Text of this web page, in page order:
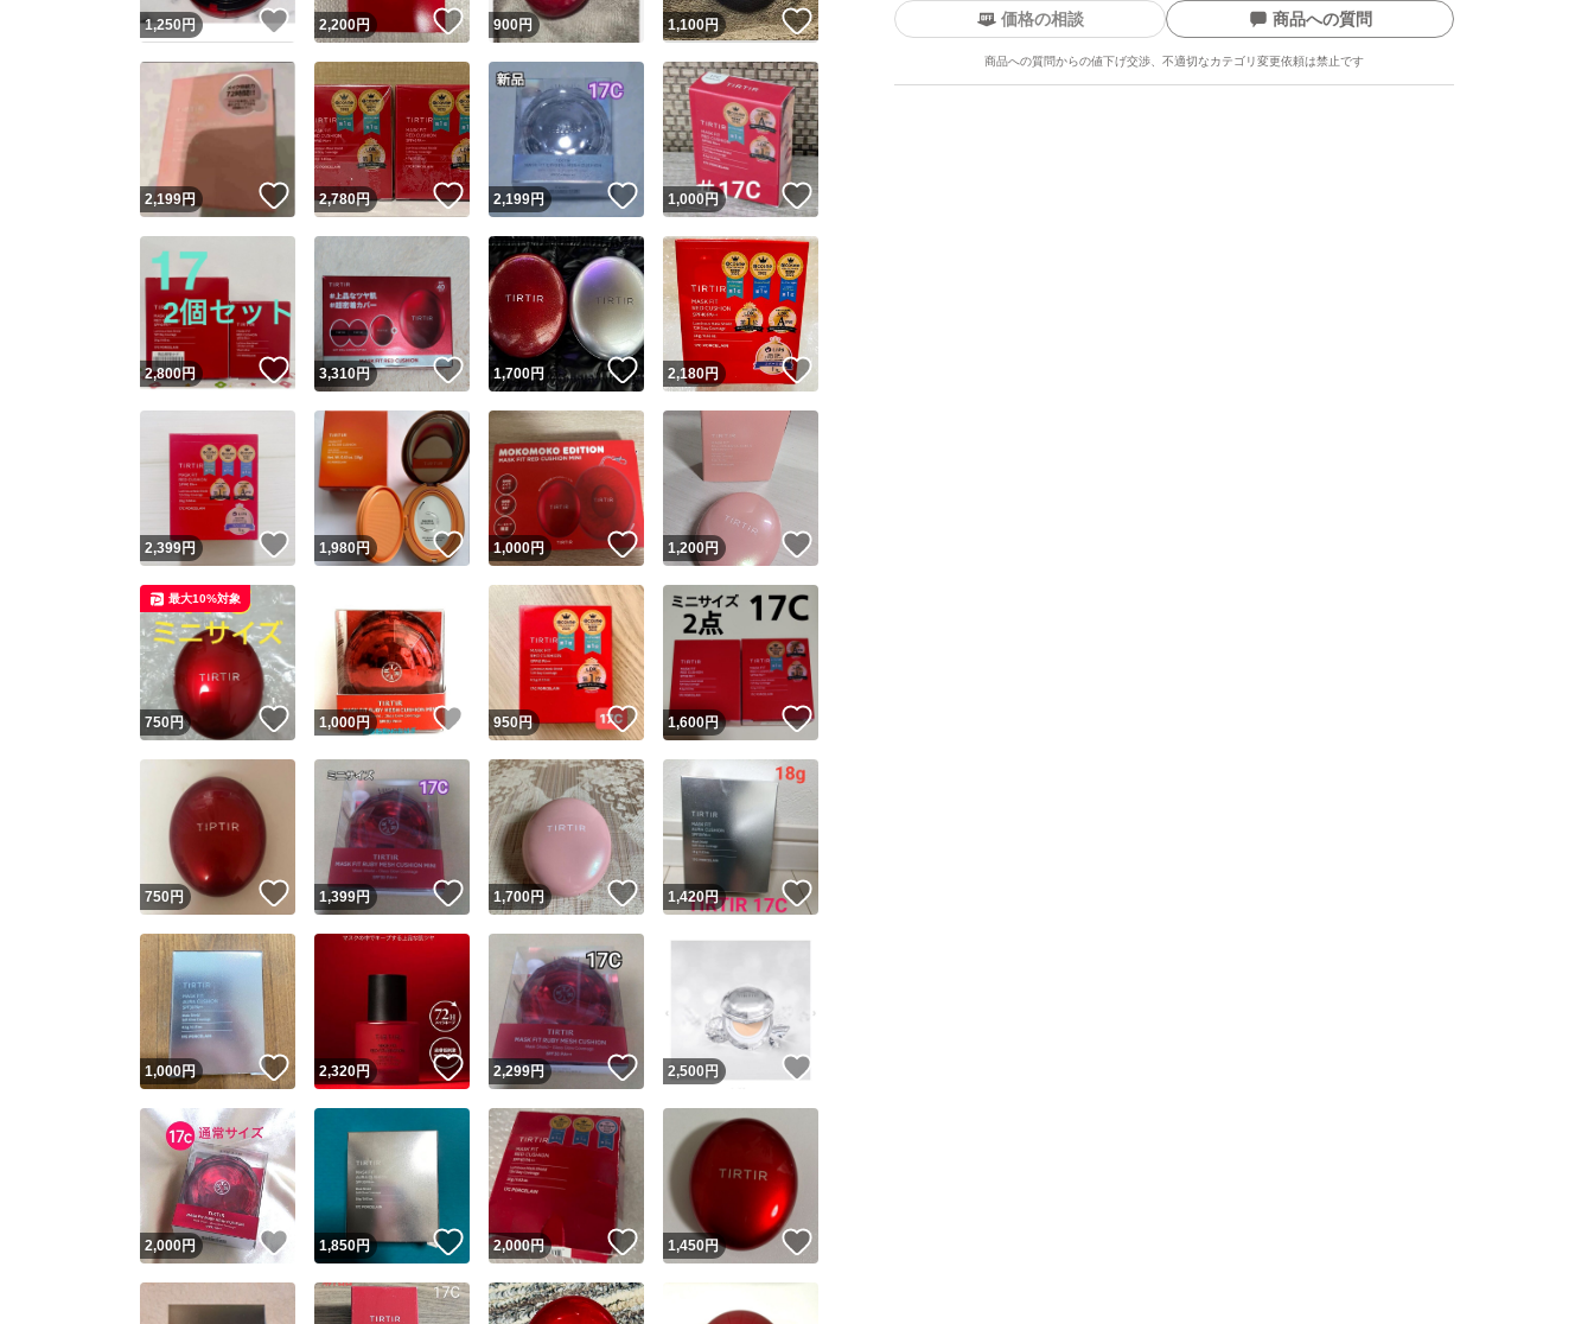
ユーザーの実績について
Yahoo!フリマが定めた一定の基準を満たしたユーザーにバッジを付与しています
安心取引出品者
安心取引出品者 Yahoo!フリマの基準をクリアした安心・安全なユーザーです
取引実績
取引実績◯+ このユーザーはYahoo!フリマの取引を完了させた実績があります
他フリマ実績◯+ このユーザーは他フリマサービスでの取引実績があります
スピード&安心発送
※このバッジは実績に基づく表示であり、発送を保証しているものではありません
スピード＆安心発送
このユーザーは高頻度で24時間以内＆設定した発送日数内に発送してい
ます
スピード発送 このユーザーは高頻度で24時間以内に発送しています
安心発送 このユーザーは設定した発送日数内に発送しています
価格の相談 商品への質問
商品への質問からの値下げ交渉、不適切なカテゴリ変更依頼は禁止です
この商品の情報をコピーします
商品画像の無断転載は禁止 されています
コピーは1商品につき1回 です
出品ページへ
キャンセル
1,250円 いいね！
2,200円 いいね！
900円 1,100円 いいね！
2,199円 いいね！
2,780円 いいね！
2,199円 いいね！
1,000円 いいね！
2,800円 いいね！
3,310円 いいね！
1,700円 いいね！
2,180円
2,399円 いいね！
1,980円 いいね！
1,000円 いいね！
1,200円
750円 いいね！
最大10%対象
1,000円 いいね！
950円 いいね！
1,600円 いいね！
750円 いいね！
1,399円 いいね！
1,700円 いいね！
1,420円
1,000円 いいね！
2,320円 いいね！
2,299円 いいね！
2,500 円
2,000円 いいね！
1,850円 いいね！
2,000円 いいね！
1,450円